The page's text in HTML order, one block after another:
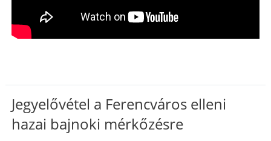
Jegyelővétel a Ferencváros elleni
hazai bajnoki mérkőzésre